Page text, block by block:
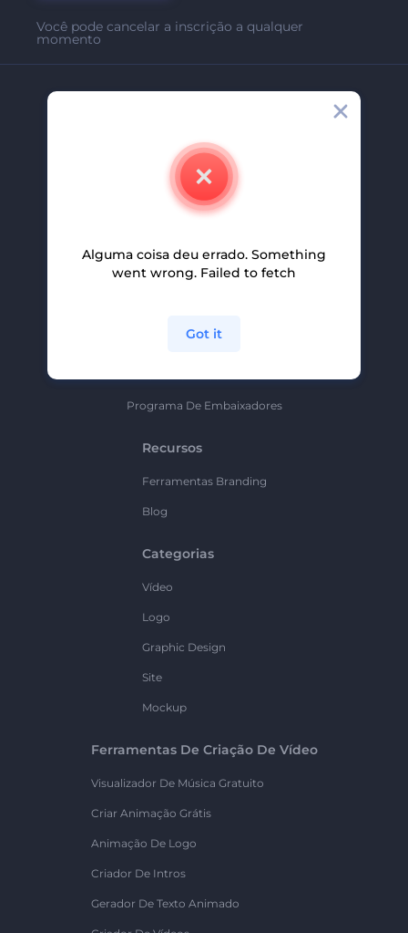
Você pode cancelar a inscrição a qualquer
momento
Contate-Nos
Carreiras
Programa De Afiliados
Programa De Embaixadores
Recursos
Ferramentas Branding
Blog
Categorias
Vídeo
Logo
Graphic Design
Site
Mockup
Ferramentas De Criação De Vídeo
Visualizador De Música Gratuito
Criar Animação Grátis
Animação De Logo
Criador De Intros
Gerador De Texto Animado
Alguma coisa deu errado. Something
went wrong. Failed to fetch
Got it